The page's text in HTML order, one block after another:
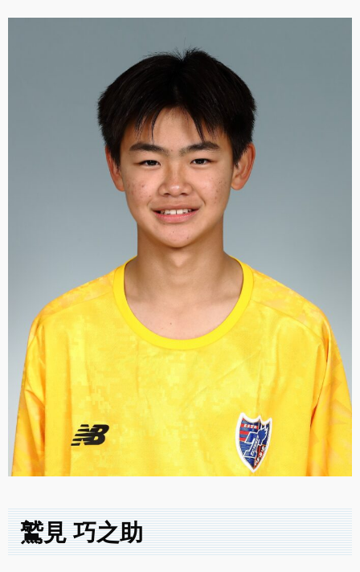
鷲見 巧之助